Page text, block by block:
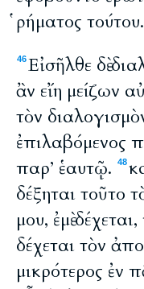
ῥήματος τούτου.
46Εἰσῆλθε δὲ
ἂν εἴη μείζων
τὸν
ἐπιλαβόμενος
παρ’ ἑαυτῷ.
48
δέξηται τοῦτο
μου, ἐμὲ
δέχεται τὸν
μικρότερος ἐν